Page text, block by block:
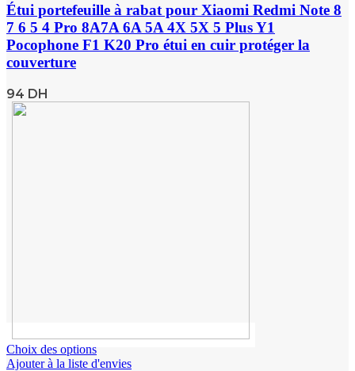
Étui portefeuille à rabat pour Xiaomi Redmi Note 8
7 6 5 4 Pro 8A7A 6A 5A 4X 5X 5 Plus Y1
Pocophone F1 K20 Pro étui en cuir protéger la
couverture
94 DH
Choix des options
Ajouter à la liste d'envies